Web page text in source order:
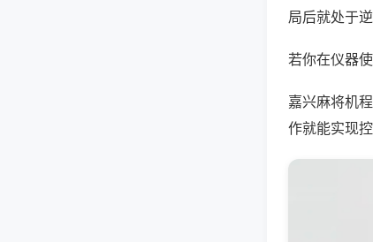
局后就处于
若你在仪器
嘉兴麻将机
作就能实现